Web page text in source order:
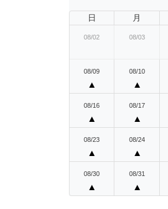
日 月
08/02 08/03
08/09
▲
08/10
▲
08/16
▲
08/17
▲
08/23
▲
08/24
▲
08/30
▲
08/31
▲